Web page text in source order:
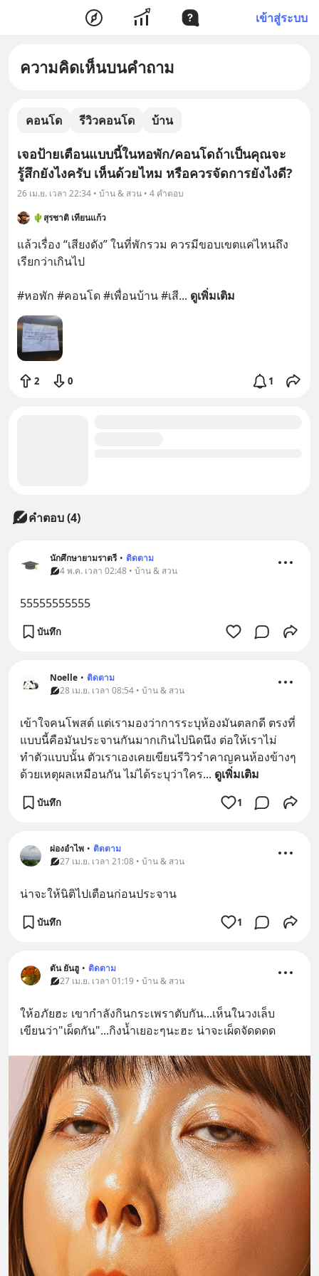
เข้าสู่ระบบ
ความคิดเห็นบนคำถาม
คอนโด รีวิวคอนโด บ้าน
เจอป้ายเตือนแบบนี้ในหอพัก/คอนโดถ้าเป็นคุณจะ
รู้สึกยังไงครับ เห็นด้วยไหม หรือควรจัดการยังไงดี?
26 เม.ย. เวลา 22:34 • บ้าน & สวน • 4 คำตอบ
🌵สุรชาติ เทียนแก้ว
แล้วเรื่อง “เสียงดัง” ในที่พักรวม ควรมีขอบเขตแค่ไหนถึง
เรียกว่าเกินไป
#หอพัก #คอนโด #เพื่อนบ้าน #เสี... ดูเพิ่มเติม
2 0 1
คำตอบ (4)
นักศึกษายามราตรี • ติดตาม
4 พ.ค. เวลา 02:48 • บ้าน & สวน
55555555555
บันทึก
Noelle • ติดตาม
28 เม.ย. เวลา 08:54 • บ้าน & สวน
เข้าใจคนโพสต์ แต่เรามองว่าการระบุห้องมันตลกดี ตรงที่
แบบนี้คือมันประจานกันมากเกินไปนิดนึง ต่อให้เราไม่
ทำตัวแบบนั้น ตัวเราเองเคยเขียนรีวิวรำคาญคนห้องข้างๆ
ด้วยเหตุผลเหมือนกัน ไม่ได้ระบุว่าใคร... ดูเพิ่มเติม
บันทึก 1
ผ่องอำไพ • ติดตาม
27 เม.ย. เวลา 21:08 • บ้าน & สวน
น่าจะให้นิติไปเตือนก่อนประจาน
บันทึก 1
ตัน ยันฮู • ติดตาม
27 เม.ย. เวลา 01:19 • บ้าน & สวน
ให้อภัยฮะ เขากำลังกินกระเพราตับกัน...เห็นในวงเล็บ
เขียนว่า"เผ็ดกัน"...กิงน้ำเยอะๆนะฮะ น่าจะเผ็ดจัดดดด